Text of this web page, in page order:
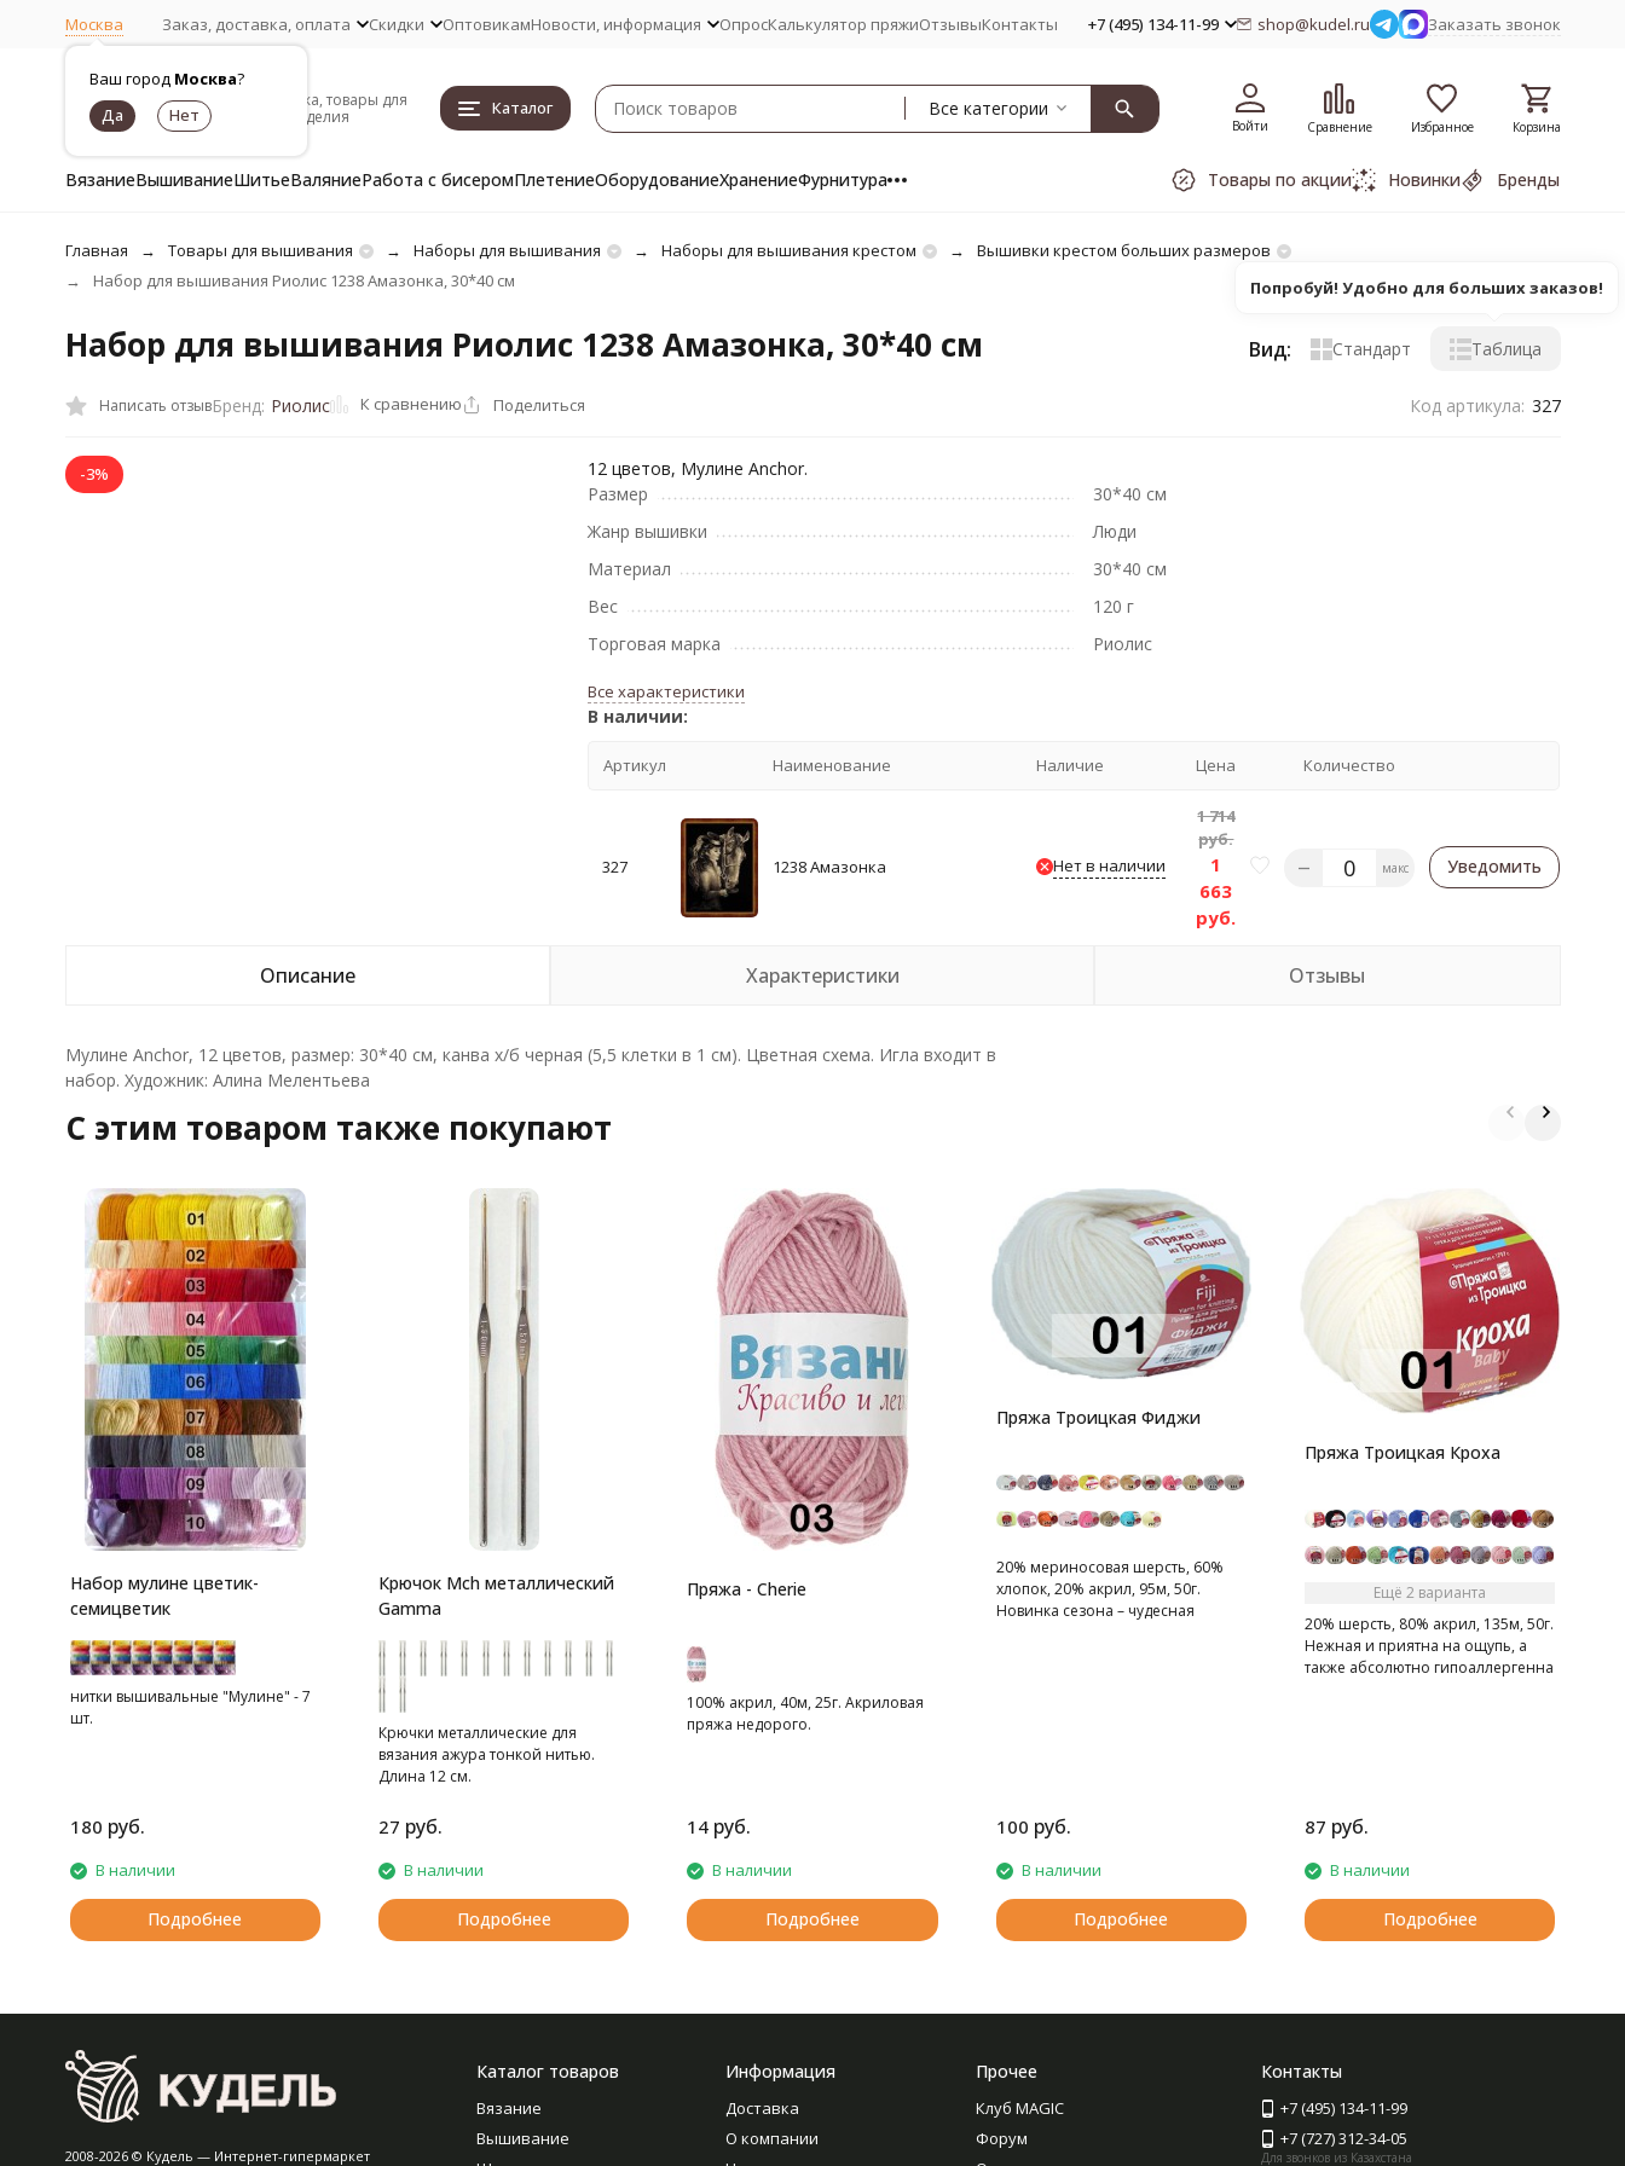
Москва
Ваш город Москва?
Заказ, доставка, оплата Скидки ОптовикамНовости, информация ОпросКалькулятор пряжиОтзывыКонтакты +7 (495) 134-11-99 shop@kudel.ru Заказать звонок
Пряжа, товары для
рукоделия
Каталог Все категории
Войти Сравнение Избранное Корзина
ВязаниеВышиваниеШитьеВаляниеРабота с бисеромПлетениеОборудованиеХранениеФурнитура Товары по акции Новинки Бренды
Главная Товары для вышивания Наборы для вышивания Наборы для вышивания крестом
Вышивки крестом больших размеров
Набор для вышивания Риолис 1238 Амазонка, 30*40 см
Набор для вышивания Риолис 1238 Амазонка, 30*40 см Вид: Стандарт Таблица
Написать отзывБренд: Риолис К сравнению Поделиться Код артикула: 327
-3%
12 цветов, Мулине Anchor.
Размер
30*40 см
Жанр вышивки
Люди
Материал
30*40 см
Вес
120 г
Торговая марка
Риолис
Все характеристики
В наличии:
Артикул Наименование Наличие Цена Количество
327 1238 Амазонка Нет в наличии
1 714
руб.
1
663
руб.
макс Уведомить
Описание Характеристики Отзывы
Мулине Anchor, 12 цветов, размер: 30*40 см, канва х/б черная (5,5 клетки в 1 см). Цветная схема. Игла входит в
набор. Художник: Алина Мелентьева
C этим товаром также покупают
Набор мулине цветик-
семицветик
нитки вышивальные "Мулине" - 7
шт.
180 руб.
В наличии
Подробнее
Крючок Mch металлический
Gamma
Крючки металлические для
вязания ажура тонкой нитью.
Длина 12 см.
27 руб.
В наличии
Подробнее
Пряжа - Cherie
100% акрил, 40м, 25г. Акриловая
пряжа недорого.
14 руб.
В наличии
Подробнее
Пряжа Троицкая Фиджи
20% мериносовая шерсть, 60%
хлопок, 20% акрил, 95м, 50г.
Новинка сезона – чудесная
100 руб.
В наличии
Подробнее
Пряжа Троицкая Кроха
Ещё 2 варианта
20% шерсть, 80% акрил, 135м, 50г.
Нежная и приятна на ощупь, а
также абсолютно гипоаллергенна
87 руб.
В наличии
Подробнее
2008-2026 © Кудель — Интернет-гипермаркет
Каталог товаров
Вязание
Вышивание
Информация
Доставка
О компании
Прочее
Клуб MAGIC
Форум
Контакты
+7 (495) 134-11-99
+7 (727) 312-34-05
Для звонков из Казахстана
Попробуй! Удобно для больших заказов!